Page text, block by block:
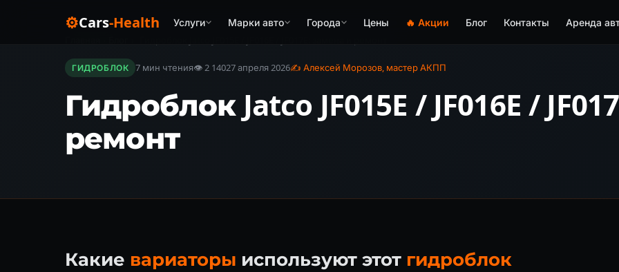
⚙Cars-Health Услуги Марки авто Города Цены 🔥 Акции Блог Контакты Аренда
ГИДРОБЛОК 7 мин чтения👁 2 14027 апреля 2026✍ Алексей Морозов, мастер АКПП
Гидроблок Jatco JF015E / JF016E /
ремонт
Какие вариаторы используют этот гидроблок